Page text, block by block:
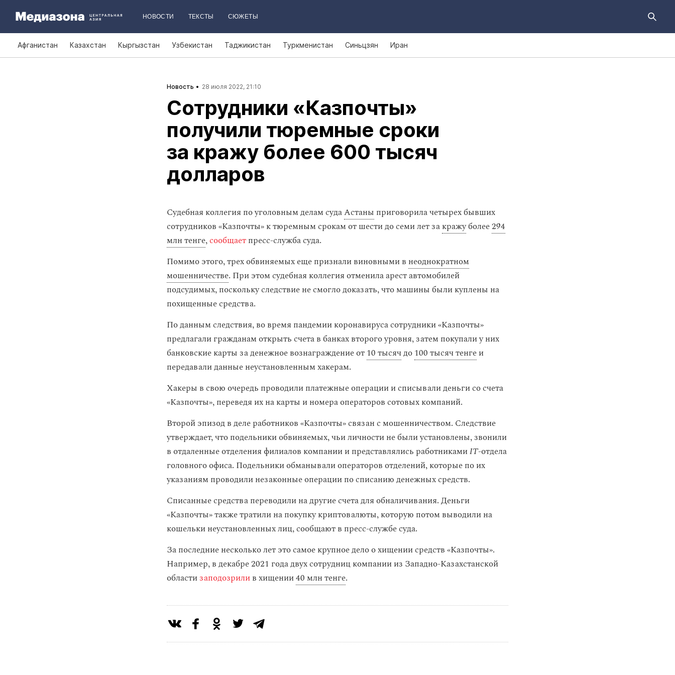
НОВОСТИ ТЕКСТЫ СЮЖЕТЫ
Афганистан Казахстан Кыргызстан Узбекистан Таджикистан Туркменистан Синьцзян Иран
Новость 28 июля 2022, 21:10
Сотрудники «Казпочты»
получили тюремные сроки
за кражу более 600 тысяч
долларов
Cудебная коллегия по уголовным делам судаАстаны приговорила четырех бывших
сотрудников «Казпочты» к тюремным срокам от шести до семи лет закражуболее294
млн тенге,сообщаетпресс-служба суда.
Помимо этого, трех обвиняемых еще признали виновными в неоднократном
мошенничестве. При этом судебная коллегия отменила арест автомобилей
подсудимых, поскольку следствие не смогло доказать, что машины были куплены на
похищенные средства.
По данным следствия, во время пандемии коронавируса сотрудники «Казпочты»
предлагали гражданам открыть счета в банках второго уровня, затем покупали у них
банковские карты за денежное вознаграждение от10 тысячдо100 тысяч тенгеи
передавали данные неустановленным хакерам.
Хакеры в свою очередь проводили платежные операции и списывали деньги со счета
«Казпочты», переведя их на карты и номера операторов сотовых компаний.
Второй эпизод в деле работников «Казпочты» связан с мошенничеством. Следствие
утверждает, что подельники обвиняемых, чьи личности не были установлены, звонили
в отдаленные отделения филиалов компании и представлялись работникамиIT-отдела
головного офиса. Подельники обманывали операторов отделений, которые по их
указаниям проводили незаконные операции по списанию денежных средств.
Списанные средства переводили на другие счета для обналичивания. Деньги
«Казпочты» также тратили на покупку криптовалюты, которую потом выводили на
кошельки неустановленных лиц, сообщают в пресс-службе суда.
За последние несколько лет это самое крупное дело о хищении средств «Казпочты».
Например, в декабре 2021 года двух сотрудниц компании из Западно-Казахстанской
областизаподозрилив хищении40 млн тенге.